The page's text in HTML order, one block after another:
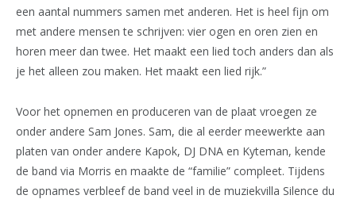
een aantal nummers samen met anderen. Het is heel fijn om
met andere mensen te schrijven: vier ogen en oren zien en
horen meer dan twee. Het maakt een lied toch anders dan als
je het alleen zou maken. Het maakt een lied rijk.”
Voor het opnemen en produceren van de plaat vroegen ze
onder andere Sam Jones. Sam, die al eerder meewerkte aan
platen van onder andere Kapok, DJ DNA en Kyteman, kende
de band via Morris en maakte de “familie” compleet. Tijdens
de opnames verbleef de band veel in de muziekvilla Silence du